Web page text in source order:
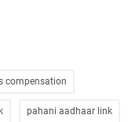
compensation
pahani aadhaar link